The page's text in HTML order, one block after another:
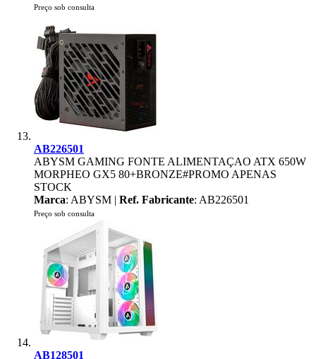
Preço sob consulta
AB226501
ABYSM GAMING FONTE ALIMENTAÇAO ATX 650W
MORPHEO GX5 80+BRONZE#PROMO APENAS
STOCK
Marca: ABYSM | Ref. Fabricante: AB226501
Preço sob consulta
AB128501